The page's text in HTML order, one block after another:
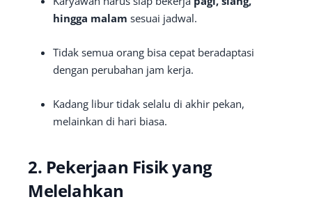
hingga malam sesuai jadwal.
Tidak semua orang bisa cepat beradaptasi
dengan perubahan jam kerja.
Kadang libur tidak selalu di akhir pekan,
melainkan di hari biasa.
2. Pekerjaan Fisik yang
Melelahkan